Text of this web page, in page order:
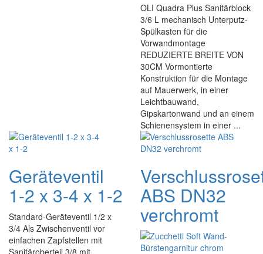
OLI Quadra Plus Sanitärblock
3/6 L mechanisch Unterputz-
Spülkasten für die
Vorwandmontage
REDUZIERTE BREITE VON
30CM Vormontierte
Konstruktion für die Montage
auf Mauerwerk, in einer
Leichtbauwand,
Gipskartonwand und an einem
Schienensystem in einer ...
Geräteventil
1-2 x 3-4 x 1-2
Standard-Geräteventil 1/2 x
3/4 Als Zwischenventil vor
einfachen Zapfstellen mit
ABS DN32
verchromt